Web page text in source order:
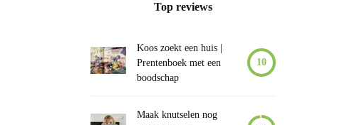
Top reviews
Koos zoekt een huis |
Prentenboek met een
boodschap
10
Maak knutselen nog